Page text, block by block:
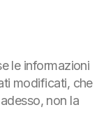
le informazioni
modificati, che
non la